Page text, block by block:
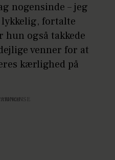
nogensinde – jeg
fortalte
hun også takkede
venner for at
kærlighed på